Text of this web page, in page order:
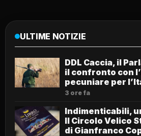
ULTIME NOTIZIE
DDL Caccia, il
il confronto con
pecuniare per
3 ore fa
Indimenticabili,
Il Circolo Velico
di Gianfranco